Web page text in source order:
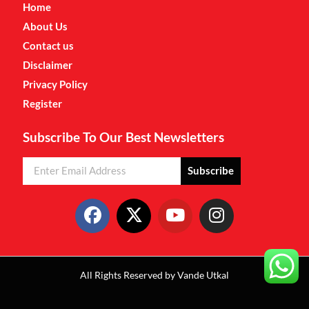
Home
About Us
Contact us
Disclaimer
Privacy Policy
Register
Subscribe To Our Best Newsletters
Subscribe
All Rights Reserved by Vande Utkal